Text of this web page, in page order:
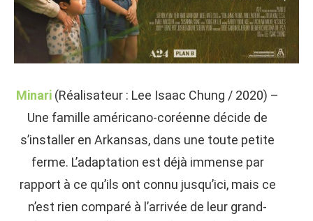
Minari (Réalisateur : Lee Isaac Chung / 2020) –
Une famille américano-coréenne décide de
s’installer en Arkansas, dans une toute petite
ferme. L’adaptation est déjà immense par
rapport à ce qu’ils ont connu jusqu’ici, mais ce
n’est rien comparé à l’arrivée de leur grand-